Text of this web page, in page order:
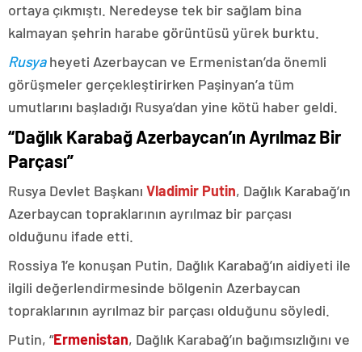
ortaya çıkmıştı. Neredeyse tek bir sağlam bina
kalmayan şehrin harabe görüntüsü yürek burktu.
Rusyaheyeti Azerbaycan ve Ermenistan’da önemli
görüşmeler gerçekleştirirken Paşinyan’a tüm
umutlarını başladığı Rusya’dan yine kötü haber geldi.
“Dağlık Karabağ Azerbaycan’ın Ayrılmaz Bir
Parçası”
Rusya Devlet Başkanı Vladimir Putin, Dağlık Karabağ’ın
Azerbaycan topraklarının ayrılmaz bir parçası
olduğunu ifade etti.
Rossiya 1’e konuşan Putin, Dağlık Karabağ’ın aidiyeti ile
ilgili değerlendirmesinde bölgenin Azerbaycan
topraklarının ayrılmaz bir parçası olduğunu söyledi.
Putin, “Ermenistan, Dağlık Karabağ’ın bağımsızlığını ve